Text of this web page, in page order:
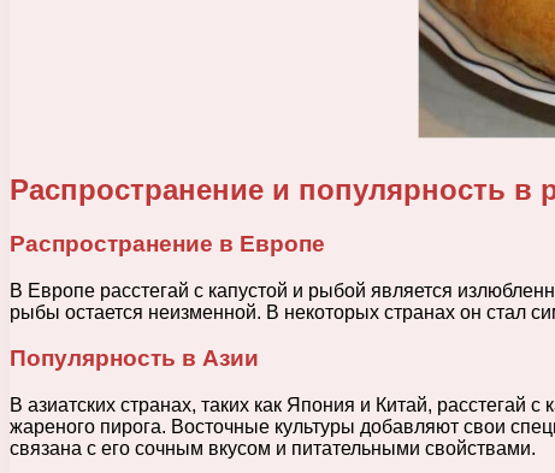
Распространение и популярность в
Распространение в Европе
В Европе расстегай с капустой и рыбой является
рыбы остается неизменной. В некоторых странах он стал
Популярность в Азии
В азиатских странах, таких как Япония и Китай,
жареного пирога. Восточные культуры добавляют свои
связана с его сочным вкусом и питательными свойствами.